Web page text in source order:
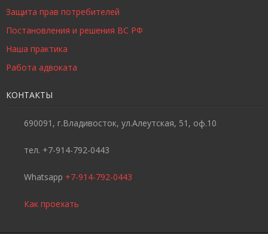
Защита прав потребителей
Постановления и решения ВС РФ
Наша практика
Работа адвоката
КОНТАКТЫ
690091, г.Владивосток, ул.Алеутская, 51, оф.10
тел. +7-914-792-0443
Whatsapp +7-914-792-0443
Как проехать